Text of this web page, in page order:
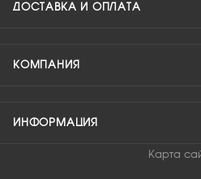
ДОСТАВКА И ОПЛАТА
КОМПАНИЯ
ИНФОРМАЦИЯ
Карта